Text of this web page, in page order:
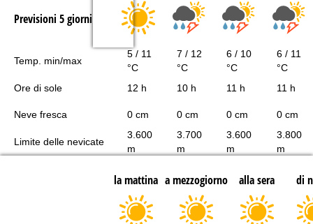
Previsioni 5 giorni
Temp. min/max
5 / 11
°C
7 / 12
°C
6 / 10
°C
6 / 11
°C
Ore di sole
12 h 10 h 11 h 11 h
Neve fresca 0 cm 0 cm 0 cm 0 cm
Limite delle nevicate
3.600
m
3.700
m
3.600
m
3.800
m
la mattina a mezzogiorno alla sera di